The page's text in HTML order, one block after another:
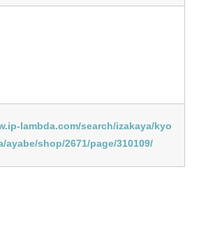
lambda.com/search/izakaya/kyo
ayabe/shop/2671/page/310109/